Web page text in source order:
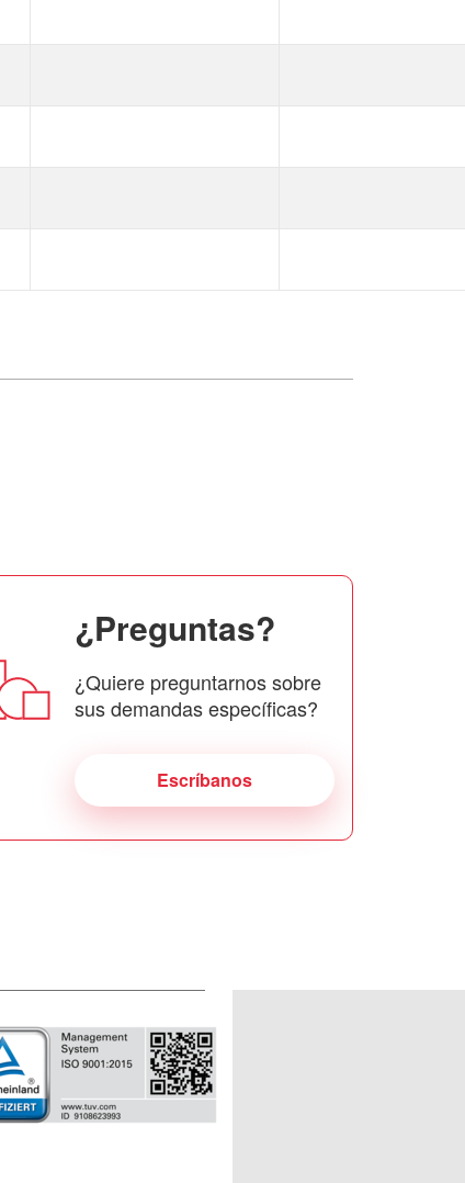
¿Preguntas?
¿Quiere preguntarnos sobre
sus demandas específicas?
Escríbanos